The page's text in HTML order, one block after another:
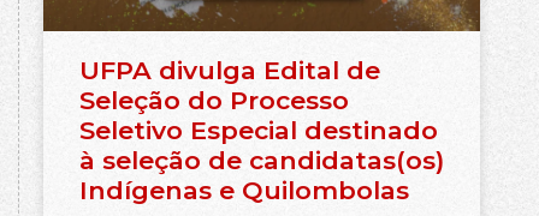
UFPA divulga Edital de
Seleção do Processo
Seletivo Especial destinado
à seleção de candidatas(os)
Indígenas e Quilombolas